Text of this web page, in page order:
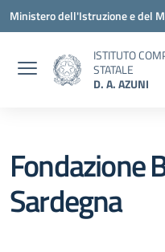
Vai ai contenuti
Vai al menu di navigazione
Vai al footer
Ministero dell'Istruzione e del
ISTITUTO
STATALE
D. A. AZUNI
Fondazione
Sardegna